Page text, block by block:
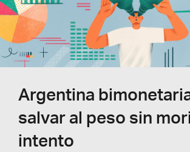
Argentina
salvar al peso sin
intento